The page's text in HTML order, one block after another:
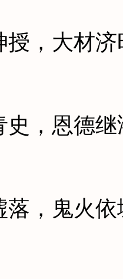
大材济
恩德继
鬼火依